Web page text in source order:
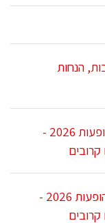
הנחות
היכל התרבות תל אביב הופעות 2026 -
קרובים
בית החייל תל אביב לוח הופעות 2026 -
קרובים